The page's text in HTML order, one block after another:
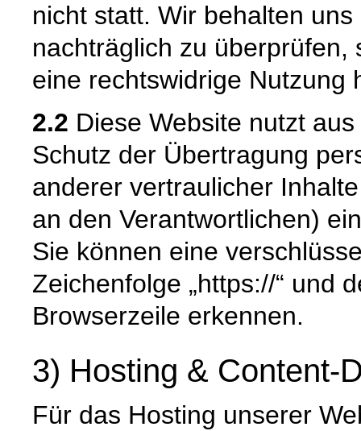
nicht statt. Wir behalten
nachträglich zu überprüfen,
eine rechtswidrige Nutzung
2.2 Diese Website nutzt
Schutz der Übertragung
anderer vertraulicher
an den Verantwortlichen)
Sie können eine
Zeichenfolge „https://“ und
Browserzeile erkennen.
3) Hosting & Content-
Für das Hosting unserer